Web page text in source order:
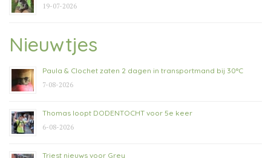
19-07-2026
Nieuwtjes
Paula & Clochet zaten 2 dagen in transportmand bij 30°C
7-08-2026
Thomas loopt DODENTOCHT voor 5e keer
6-08-2026
Triest nieuws voor Grey